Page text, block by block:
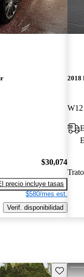
$30,074
precio incluye tasas
$580/mes est.
Verif. disponibilidad
2018
Guarda